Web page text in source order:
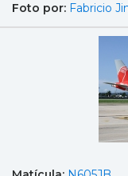
Foto por: Fabricio